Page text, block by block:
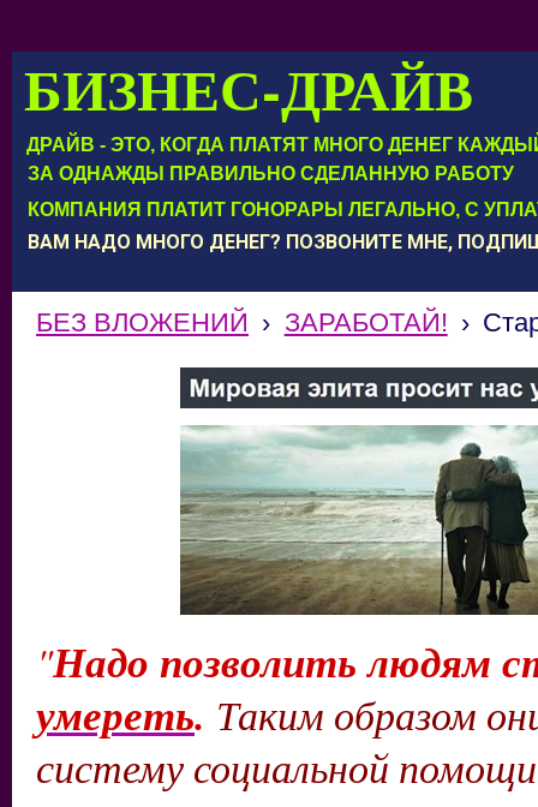
БИЗНЕС-ДРАЙВ
ДРАЙВ - ЭТО, КОГДА ПЛАТЯТ МНОГО ДЕНЕГ
КОМПАНИЯ ПЛАТИТ ГОНОРАРЫ ЛЕГАЛЬНО, С
ЗА ОДНАЖДЫ ПРАВИЛЬНО СДЕЛАННУЮ РАБОТУ
ВАМ НАДО МНОГО ДЕНЕГ? ПОЗВОНИТЕ МНЕ,
БЕЗ ВЛОЖЕНИЙ › ЗАРАБОТАЙ! ›
"Надо позволить людям
умереть. Таким образом
систему социальной